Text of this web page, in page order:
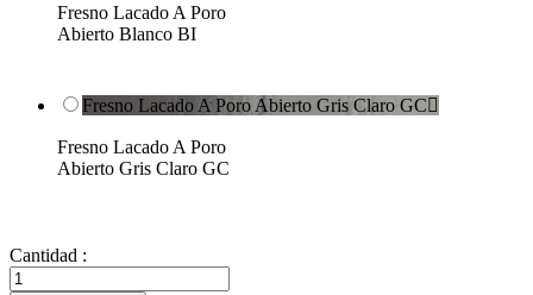
Fresno Lacado A Poro
Abierto Blanco BI
Fresno Lacado A Poro Abierto Gris Claro GC
Fresno Lacado A Poro
Abierto Gris Claro GC
Cantidad :